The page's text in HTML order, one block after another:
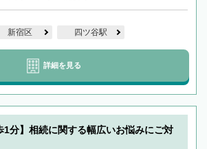
新宿区 四ツ谷駅
詳細を見る
1分】相続に関する幅広いお悩みにご対